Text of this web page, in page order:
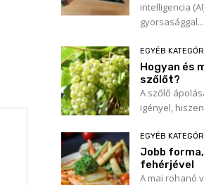
intelligencia
gyorsasággal...
EGYÉB
Hogyan és
szőlőt?
A szőlő
igényel,
EGYÉB
Jobb
fehérjével
A mai rohanó